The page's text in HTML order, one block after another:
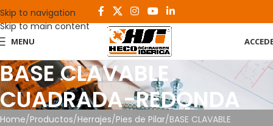
Skip to navigation
Skip to main content
MENU
BASE CLAVABLE
CUADRADA-REDONDA
Home Productos Herrajes Pies de Pilar BASE CLAVABLE